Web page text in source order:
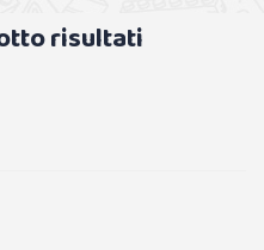
risultati